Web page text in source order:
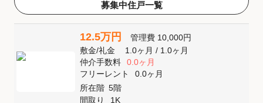
募集中住戸一覧
12.5万円 管理費 10,000円
敷金/礼金 1.0ヶ月/ 1.0ヶ月
仲介手数料
0.0ヶ月
フリーレント
0.0ヶ月
所在階 5階
間取り
1K